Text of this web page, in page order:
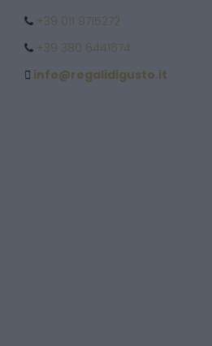
+39 011 9715272
+39 380 6441674
info@regalidigusto.it